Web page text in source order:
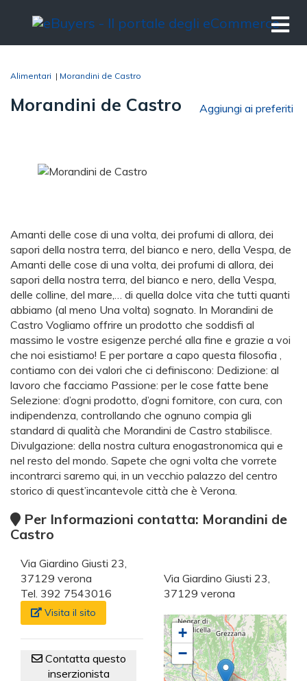
Alimentari | Morandini de Castro
Morandini de Castro Aggiungi ai preferiti
Amanti delle cose di una volta, dei profumi di allora, dei
sapori della nostra terra, del bianco e nero, della Vespa, de
Amanti delle cose di una volta, dei profumi di allora, dei
sapori della nostra terra, del bianco e nero, della Vespa,
delle colline, del mare,… di quella dolce vita che tutti quanti
abbiamo (al meno Una volta) sognato. In Morandini de
Castro Vogliamo offrire un prodotto che soddisfi al
massimo le vostre esigenze perché alla fine e grazie a voi
che noi esistiamo! E per portare a capo questa filosofia ,
contiamo con dei valori che ci definiscono: Dedizione: al
lavoro che facciamo Passione: per le cose fatte bene
Selezione: d’ogni prodotto, d’ogni fornitore, con cura, con
indipendenza, controllando che ognuno compia gli
standard di qualità che Morandini de Castro stabilisce.
Divulgazione: della nostra cultura enogastronomica qui e
nel resto del mondo. Sapete che ogni volta che vorrete
incontrarci saremo qui, in un vecchio palazzo del centro
storico di quest’incantevole città che è Verona.
Per Informazioni contatta: Morandini de
Castro
Via Giardino Giusti 23,
37129 verona
Tel. 392 7543016
Visita il sito
Contatta questo
inserzionista
Via Giardino Giusti 23,
37129 verona
+
−